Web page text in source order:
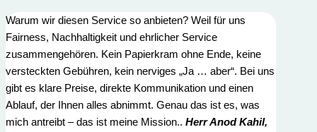
Warum wir diesen Service so anbieten? Weil für uns
Fairness, Nachhaltigkeit und ehrlicher Service
zusammengehören. Kein Papierkram ohne Ende, keine
versteckten Gebühren, kein nerviges „Ja … aber“. Bei uns
gibt es klare Preise, direkte Kommunikation und einen
Ablauf, der Ihnen alles abnimmt. Genau das ist es, was
mich antreibt – das ist meine Mission.. HerrAnod Kahil,